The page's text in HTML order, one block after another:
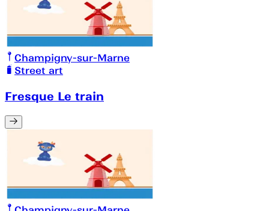
Champigny-sur-Marne
Street art
Fresque Le train